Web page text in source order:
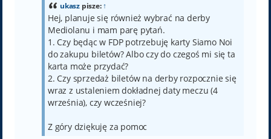
ukaszpisze:↑
Hej, planuje się również wybrać na derby
Mediolanu i mam parę pytań.
1. Czy będąc w FDP potrzebuję karty Siamo Noi
do zakupu biletów? Albo czy do czegoś mi się ta
karta może przydać?
2. Czy sprzedaż biletów na derby rozpocznie się
wraz z ustaleniem dokładnej daty meczu (4
września), czy wcześniej?
Z góry dziękuję za pomoc